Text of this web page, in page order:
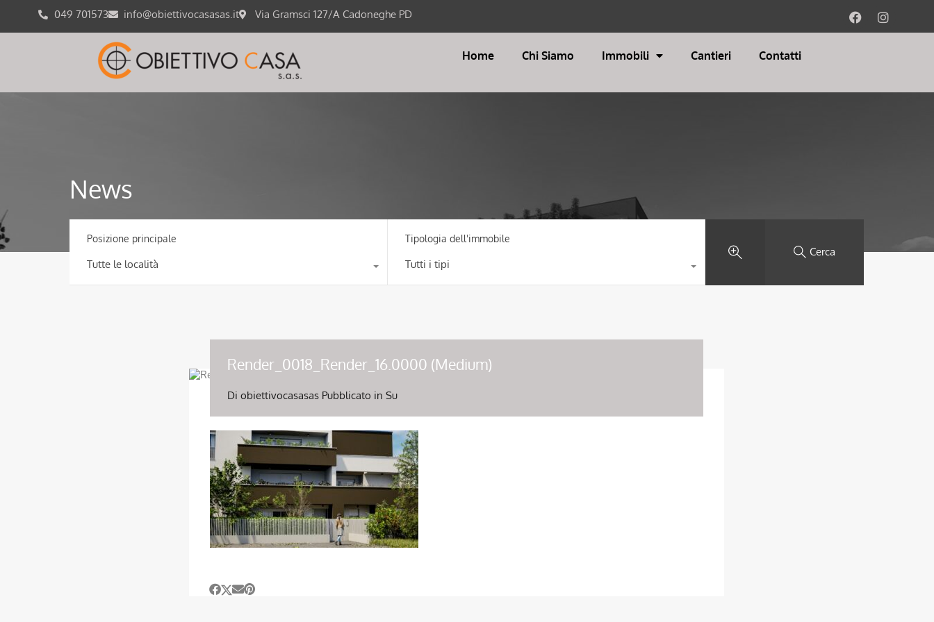
049 701573 info@obiettivocasasas.it Via Gramsci 127/A Cadoneghe PD
Home Chi Siamo Immobili Cantieri Contatti
News
Posizione principale
Tutte le località
Tipologia dell'immobile
Tutti i tipi
Cerca
Render_0018_Render_16.0000 (Medium)
Di obiettivocasasasPubblicato in Su